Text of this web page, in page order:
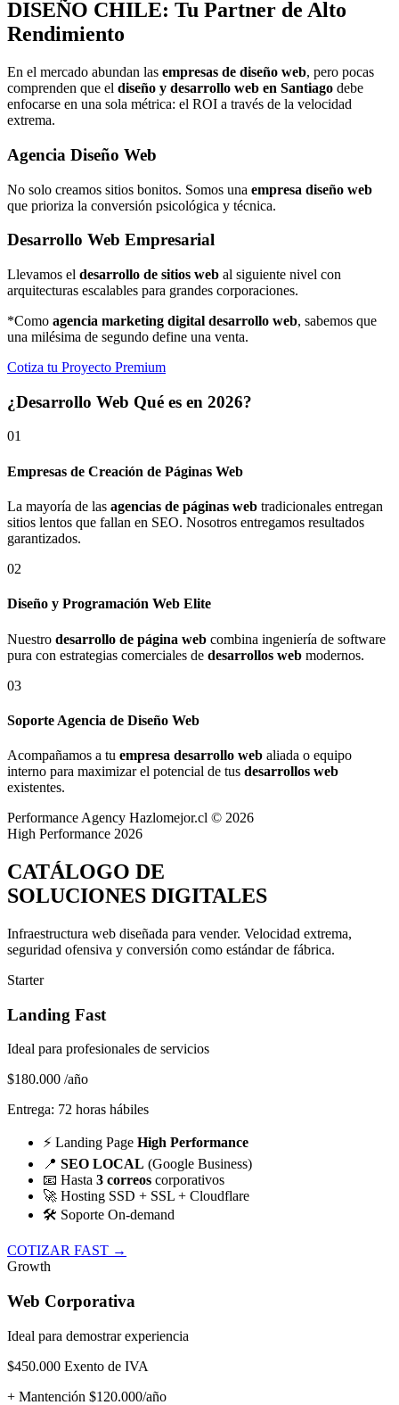
DISEÑO CHILE: Tu Partner de Alto
Rendimiento
En el mercado abundan las empresas de diseño web, pero pocas
comprenden que el diseño y desarrollo web en Santiago debe
enfocarse en una sola métrica: el ROI a través de la velocidad
extrema.
Agencia Diseño Web
No solo creamos sitios bonitos. Somos una empresa diseño web
que prioriza la conversión psicológica y técnica.
Desarrollo Web Empresarial
Llevamos el desarrollo de sitios web al siguiente nivel con
arquitecturas escalables para grandes corporaciones.
*Como agencia marketing digital desarrollo web, sabemos que
una milésima de segundo define una venta.
Cotiza tu Proyecto Premium
¿Desarrollo Web Qué es en 2026?
01
Empresas de Creación de Páginas Web
La mayoría de las agencias de páginas web tradicionales entregan
sitios lentos que fallan en SEO. Nosotros entregamos resultados
garantizados.
02
Diseño y Programación Web Elite
Nuestro desarrollo de página web combina ingeniería de software
pura con estrategias comerciales de desarrollos web modernos.
03
Soporte Agencia de Diseño Web
Acompañamos a tu empresa desarrollo web aliada o equipo
interno para maximizar el potencial de tus desarrollos web
existentes.
Performance Agency Hazlomejor.cl © 2026
High Performance 2026
CATÁLOGO DE
SOLUCIONES DIGITALES
Infraestructura web diseñada para vender. Velocidad extrema,
seguridad ofensiva y conversión como estándar de fábrica.
Starter
Landing Fast
Ideal para profesionales de servicios
$180.000 /año
Entrega: 72 horas hábiles
⚡ Landing Page High Performance
📍 SEO LOCAL (Google Business)
📧 Hasta 3 correos corporativos
🚀 Hosting SSD + SSL + Cloudflare
🛠️ Soporte On-demand
COTIZAR FAST →
Growth
Web Corporativa
Ideal para demostrar experiencia
$450.000 Exento de IVA
+ Mantención $120.000/año